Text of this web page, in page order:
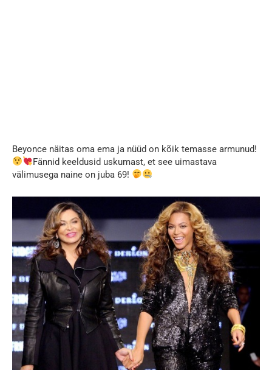
Beyonce näitas oma ema ja nüüd on kõik temasse armunud!
Fännid keeldusid uskumast, et see uimastava
välimusega naine on juba 69!